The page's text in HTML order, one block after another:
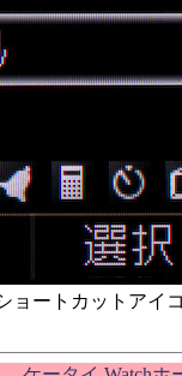
ョートカットアイ